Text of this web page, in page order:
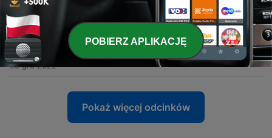
05 gru 2022
14 - Вокзал як замок
05 gru 2022
Pokaż więcej odcinków
POBIERZ APLIKACJĘ